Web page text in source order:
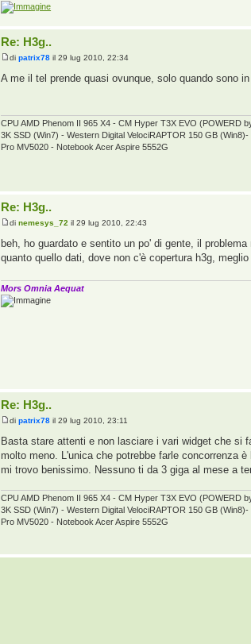
Re: H3g..
dipatrix78 il 29 lug 2010, 22:34
A me il tel prende quasi ovunque, solo quando sono
CPU AMD Phenom II 965 X4 - CM Hyper T3X EVO (POWERD
3K SSD (Win7) - Western Digital VelociRAPTOR 150 GB
Pro MV5020 - Notebook Acer Aspire 5552G
Re: H3g..
dinemesys_72 il 29 lug 2010, 22:43
beh, ho guardato e sentito un po' di gente, il
quanto quello dati, dove non c'è copertura h3g,
Mors Omnia Aequat
Re: H3g..
dipatrix78 il 29 lug 2010, 23:11
Basta stare attenti e non lasciare i vari widget che si
molto meno. L'unica che potrebbe farle concorrenza
mi trovo benissimo. Nessuno ti da 3 giga al mese a
CPU AMD Phenom II 965 X4 - CM Hyper T3X EVO (POWERD
3K SSD (Win7) - Western Digital VelociRAPTOR 150 GB
Pro MV5020 - Notebook Acer Aspire 5552G